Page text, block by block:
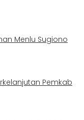
Menlu Sugiono
Pemkab